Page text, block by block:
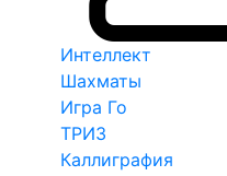
Интеллект
Шахматы
Игра Го
ТРИЗ
Каллиграфия